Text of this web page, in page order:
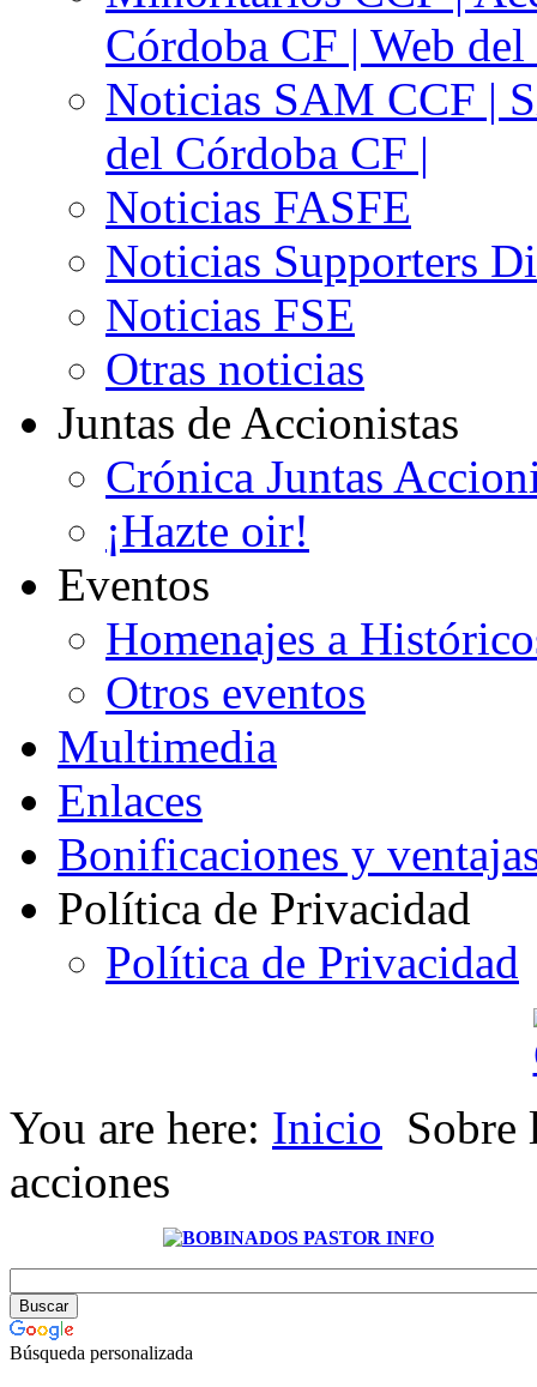
Córdoba CF | Web
Noticias SAM CCF |
del Córdoba CF |
Noticias FASFE
Noticias Supporters
Noticias FSE
Otras noticias
Juntas de Accionistas
Crónica Juntas
¡Hazte oir!
Eventos
Homenajes a
Otros eventos
Multimedia
Enlaces
Bonificaciones y
Política de Privacidad
Política de Privacidad
You are here: Inicio Sobre
acciones
Búsqueda personalizada